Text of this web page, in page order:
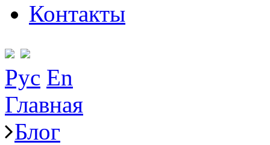
Контакты
Рус En
Главная
Блог